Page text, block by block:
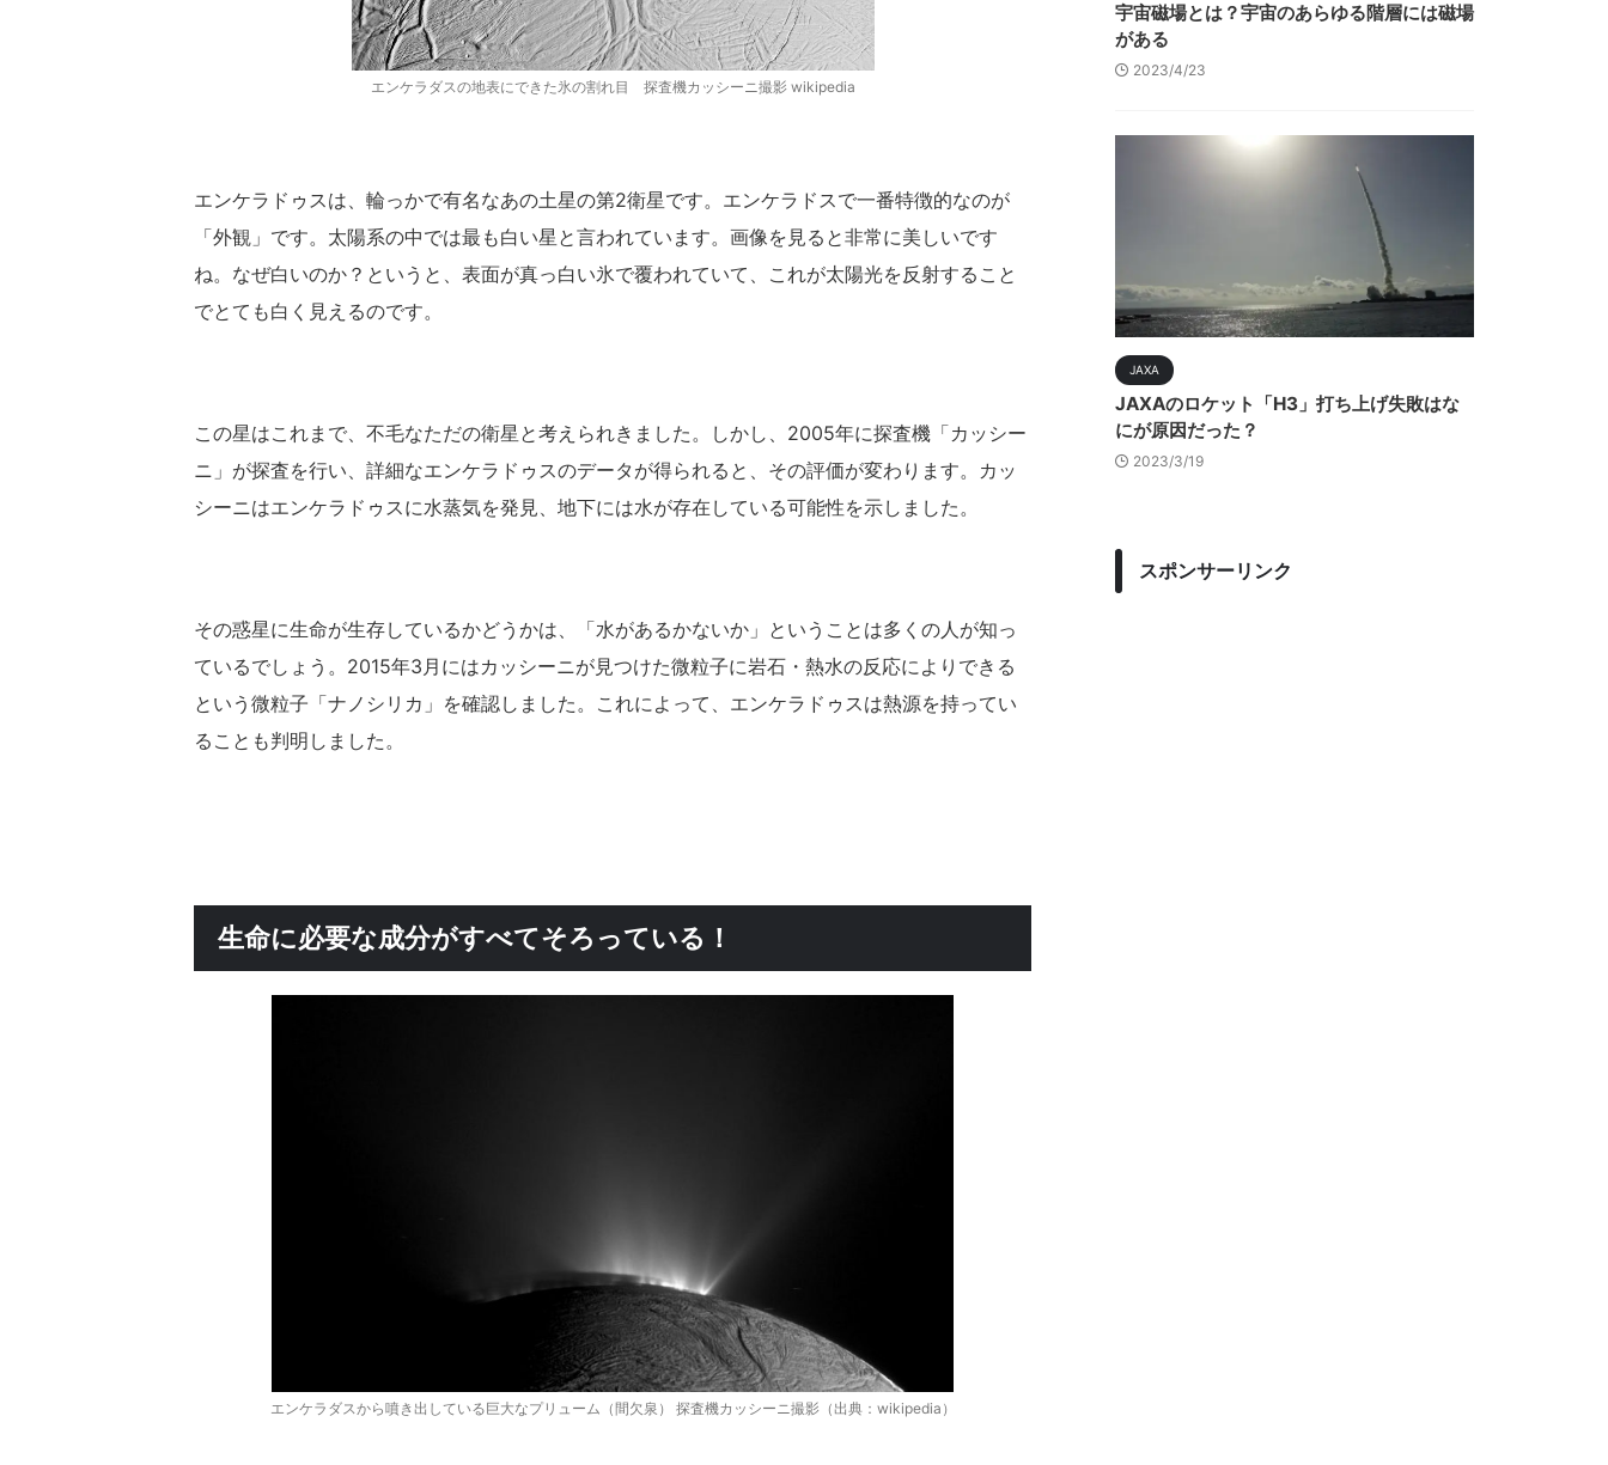
エンケラダスの地表にできた氷の割れ目 探査機カッシーニ撮影 wikipedia
エンケラドゥスは、輪っかで有名なあの土星の第2衛星です。エンケラドスで一番特徴的なのが
「外観」です。太陽系の中では最も白い星と言われています。画像を見ると非常に美しいです
ね。なぜ白いのか？というと、表面が真っ白い氷で覆われていて、これが太陽光を反射すること
でとても白く見えるのです。
この星はこれまで、不毛なただの衛星と考えられきました。しかし、2005年に探査機「カッシー
ニ」が探査を行い、詳細なエンケラドゥスのデータが得られると、その評価が変わります。カッ
シーニはエンケラドゥスに水蒸気を発見、地下には水が存在している可能性を示しました。
その惑星に生命が生存しているかどうかは、「水があるかないか」ということは多くの人が知っ
ているでしょう。2015年3月にはカッシーニが見つけた微粒子に岩石・熱水の反応によりできる
という微粒子「ナノシリカ」を確認しました。これによって、エンケラドゥスは熱源を持ってい
ることも判明しました。
生命に必要な成分がすべてそろっている！
エンケラダスから噴き出している巨大なプリューム（間欠泉） 探査機カッシーニ撮影（出典：wikipedia）
宇宙磁場とは？宇宙のあらゆる階層には磁場
がある
2023/4/23
JAXA
JAXAのロケット「H3」打ち上げ失敗はな
にが原因だった？
2023/3/19
スポンサーリンク